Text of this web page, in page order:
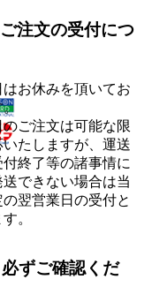
ご注文の受付につ
はお休みを頂いてお
のご注文は可能な限
いたしますが、運送
付終了等の諸事情に
送できない場合は当
翌営業日の受付と
。
必ずご確認くだ